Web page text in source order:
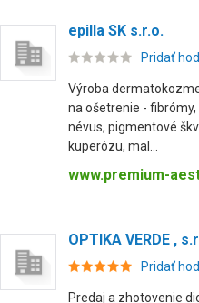
epilla SK s.r.o.
Pridať
Výroba
na ošetrenie -
névus, pigmentové
kuperózu, mal...
www.premium-
OPTIKA VERDE ,
Pridať
Predaj a zhotovenie